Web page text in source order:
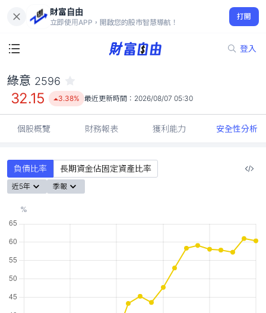
財富自由
立即使用APP，開啟您的股市智慧導航！
打開
登入
32.15
3.38%
綠意 2596
32.15 3.38% 最近更新時間： 2026/08/07 05:30
個股概覽 財務報表 獲利能力 安全性分析
負債比率 長期資金佔固定資產比率
近5年 季報